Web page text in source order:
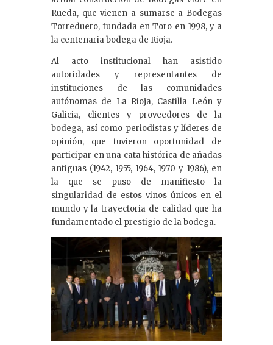
Rueda, que vienen a sumarse a Bodegas
Torreduero, fundada en Toro en 1998, y a
la centenaria bodega de Rioja.
Al acto institucional han asistido
autoridades y representantes de
instituciones de las comunidades
autónomas de La Rioja, Castilla León y
Galicia, clientes y proveedores de la
bodega, así como periodistas y líderes de
opinión, que tuvieron oportunidad de
participar en una cata histórica de añadas
antiguas (1942, 1955, 1964, 1970 y 1986), en
la que se puso de manifiesto la
singularidad de estos vinos únicos en el
mundo y la trayectoria de calidad que ha
fundamentado el prestigio de la bodega.